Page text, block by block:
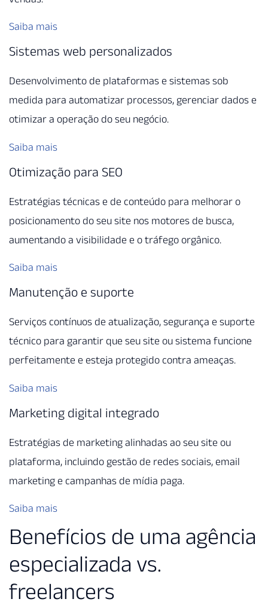
Saiba mais
Sistemas web personalizados
Desenvolvimento de plataformas e sistemas sob
medida para automatizar processos, gerenciar dados e
otimizar a operação do seu negócio.
Saiba mais
Otimização para SEO
Estratégias técnicas e de conteúdo para melhorar o
posicionamento do seu site nos motores de busca,
aumentando a visibilidade e o tráfego orgânico.
Saiba mais
Manutenção e suporte
Serviços contínuos de atualização, segurança e suporte
técnico para garantir que seu site ou sistema funcione
perfeitamente e esteja protegido contra ameaças.
Saiba mais
Marketing digital integrado
Estratégias de marketing alinhadas ao seu site ou
plataforma, incluindo gestão de redes sociais, email
marketing e campanhas de mídia paga.
Saiba mais
Benefícios de uma agência
especializada vs.
freelancers